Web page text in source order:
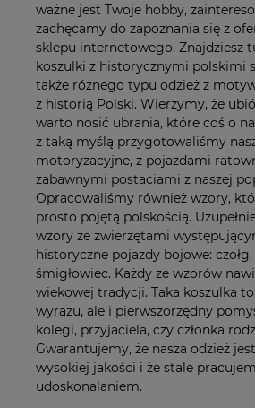
ważne jest Twoje hobby,
zachęcamy do zapoznania się z
sklepu internetowego. Znajdziesz
koszulki z historycznymi polskimi
także różnego typu odzież z
z historią Polski. Wierzymy, że
warto nosić ubrania, które coś o
z taką myślą przygotowaliśmy
motoryzacyjne, z pojazdami
zabawnymi postaciami z naszej
Opracowaliśmy również wzory,
prosto pojętą polskością.
wzory ze zwierzętami
historyczne pojazdy bojowe:
śmigłowiec. Każdy ze wzorów
wiekowej tradycji. Taka koszulka
wyrazu, ale i pierwszorzędny
kolegi, przyjaciela, czy członka
Gwarantujemy, że nasza odzież
wysokiej jakości i że stale
udoskonalaniem.